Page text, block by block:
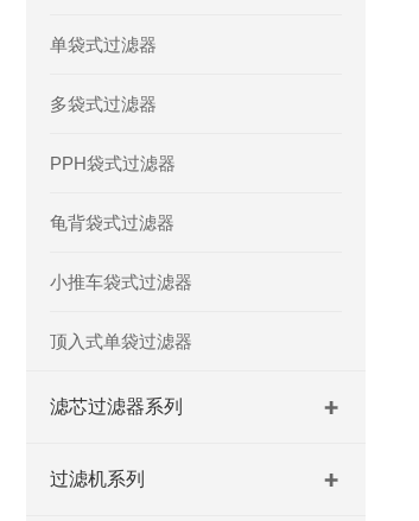
单袋式过滤器
多袋式过滤器
PPH袋式过滤器
龟背袋式过滤器
小推车袋式过滤器
顶入式单袋过滤器
滤芯过滤器系列
过滤机系列